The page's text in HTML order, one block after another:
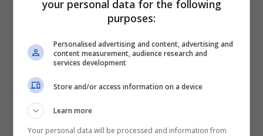
your personal data for the following
purposes:
Personalised advertising and content, advertising and
content measurement, audience research and
services development
Store and/or access information on a device
Learn more
Your personal data will be processed and information from